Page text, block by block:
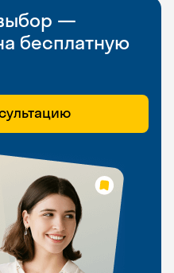
—
бесплатную